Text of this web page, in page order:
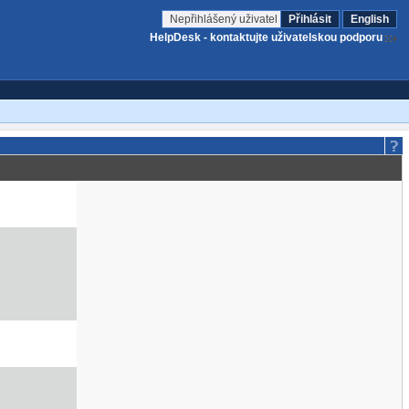
Nepřihlášený uživatel Přihlásit
English
HelpDesk - kontaktujte uživatelskou podporu